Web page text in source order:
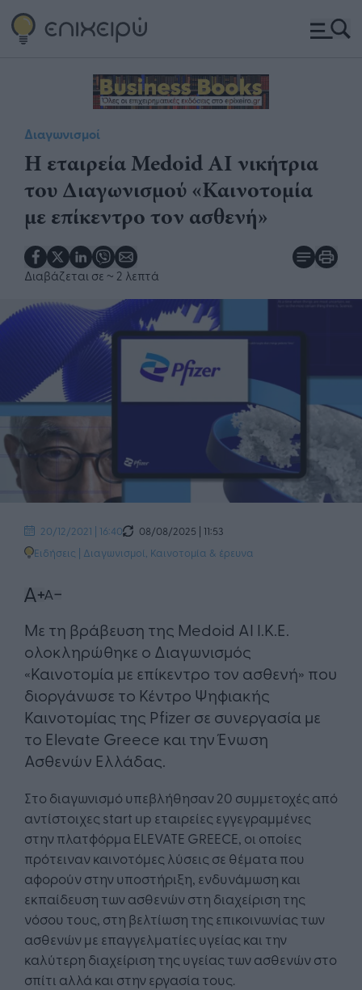
Διαγωνισμοί
H εταιρεία Medoid AI νικήτρια
του Διαγωνισμού «Καινοτομία
με επίκεντρο τον ασθενή»
Διαβάζεται σε ~ 2 λεπτά
20/12/2021 | 16:40
08/08/2025 | 11:53
Ειδήσεις | Διαγωνισμοί Καινοτομία & έρευνα
Με τη βράβευση της Medoid AI Ι.Κ.Ε.
ολοκληρώθηκε ο Διαγωνισμός
«Καινοτομία με επίκεντρο τον ασθενή» που
διοργάνωσε το Κέντρο Ψηφιακής
Καινοτομίας της Pfizer σε συνεργασία με
το Elevate Greece και την Ένωση
Ασθενών Ελλάδας.
Στο διαγωνισμό υπεβλήθησαν 20 συμμετοχές από
αντίστοιχες start up εταιρείες εγγεγραμμένες
στην πλατφόρμα ELEVATE GREECE, οι οποίες
πρότειναν καινοτόμες λύσεις σε θέματα που
αφορούν στην υποστήριξη, ενδυνάμωση και
εκπαίδευση των ασθενών στη διαχείριση της
νόσου τους, στη βελτίωση της επικοινωνίας των
ασθενών με επαγγελματίες υγείας και την
καλύτερη διαχείριση της υγείας των ασθενών στο
σπίτι αλλά και στην εργασία τους.